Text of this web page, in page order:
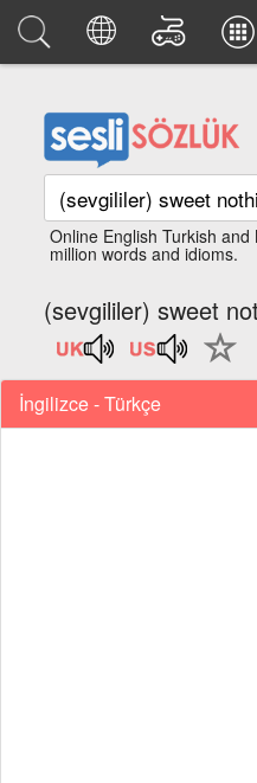
Online English Turkish
million words and idioms.
(sevgililer) sweet
İngilizce - Türkçe